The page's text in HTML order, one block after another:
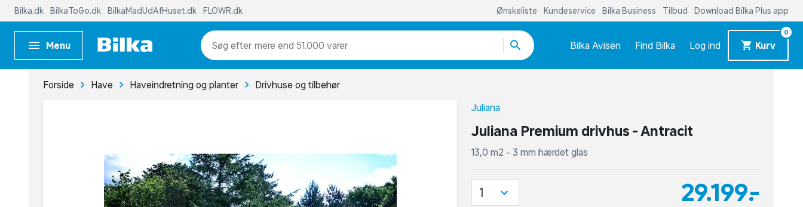
Bilka.dk BilkaToGo.dk BilkaMadUdAfHuset.dk FLOWR.dk Ønskeliste Kundeservice Bilka Business Tilbud Download Bilka Plus app
Menu mere end 51.000 varer Bilka Avisen Find Bilka Log ind Kurv
0
Forside Have Haveindretning og planter Drivhuse og tilbehør
Juliana
Juliana Premium drivhus - Antracit
13,0 m2 - 3 mm hærdet glas
29.199,-
1